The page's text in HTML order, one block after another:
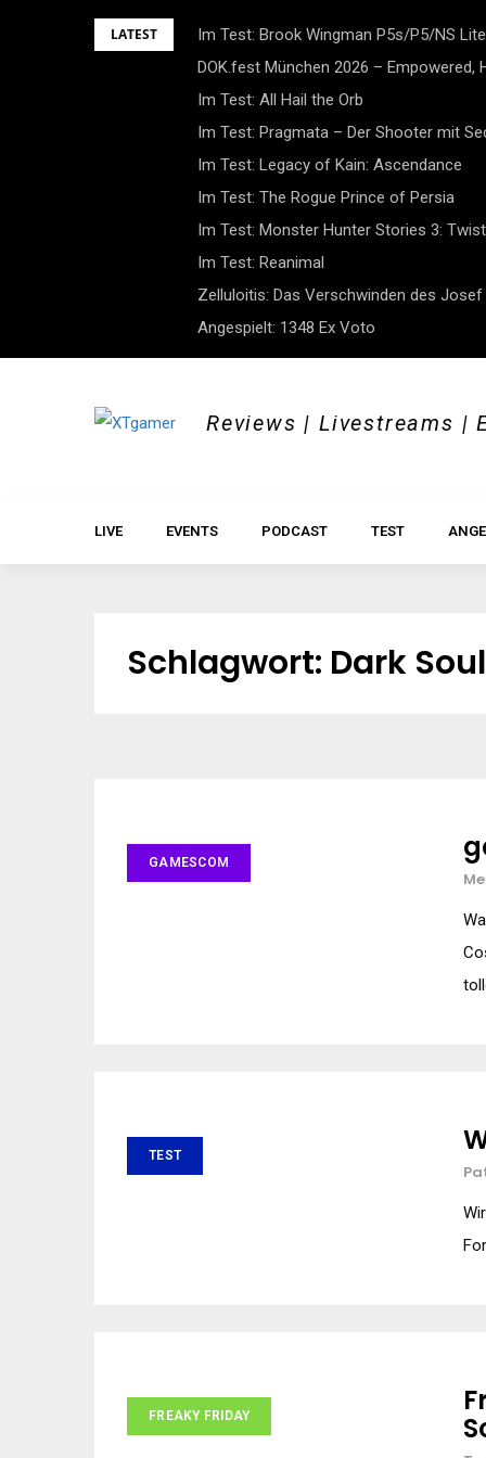
LATEST
Im Test: Brook Wingman P5s/P5/NS
DOK.fest München 2026 – Empowered,
Im Test: All Hail the Orb
Im Test: Pragmata – Der Shooter mit
Im Test: Legacy of Kain: Ascendance
Im Test: The Rogue Prince of Persia
Im Test: Monster Hunter Stories 3:
Im Test: Reanimal
Zelluloitis: Das Verschwinden des Josef
Angespielt: 1348 Ex Voto
Reviews | Livestreams |
LIVE EVENTS PODCAST TEST
Schlagwort: Dark
GAMESCOM
TEST
FREAKY FRIDAY